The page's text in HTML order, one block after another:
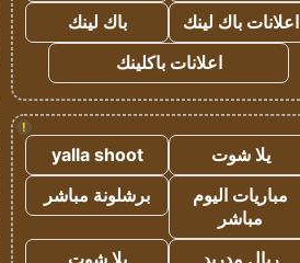
اعلانات باك لينك
باك لينك
اعلانات باكلينك
!
يلا شوت
yalla shoot
مباريات اليوم
مباشر
برشلونة مباشر
ريال مدريد يلا شوت